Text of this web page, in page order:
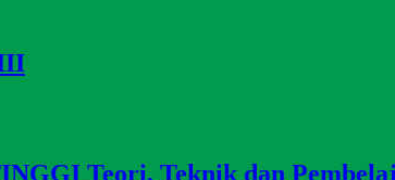
Teori, Teknik dan